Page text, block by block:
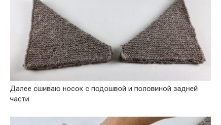
Далее сшиваю носок с подошвой и половиной задней
части.